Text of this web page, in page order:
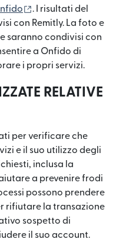
(si apre in una
. I risultati del
con Remitly. La foto e
saranno condivisi con
a Onfido di
i propri servizi.
RELATIVE
per verificare che
e il suo utilizzo degli
inclusa la
a prevenire frodi
possono prendere
rifiutare la transazione
sospetto di
il suo account.